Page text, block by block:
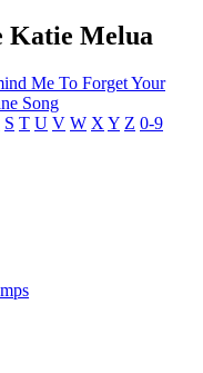
Katie Melua
Me To ForgetYour
Song
S T U V W X Y Z 0-9